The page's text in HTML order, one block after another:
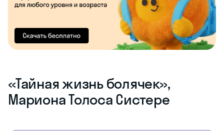
«‎Тайная жизнь болячек»,
Мариона Толоса Систере